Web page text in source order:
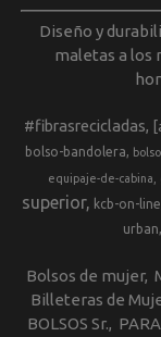
Diseño y
maletas a los
#fibrasrecicladas
bolso-bandolera
equipaje-de-cabina
superior
kcb-on-line
urban
Bolsos de mujer
Billeteras de
BOLSOS Sr.